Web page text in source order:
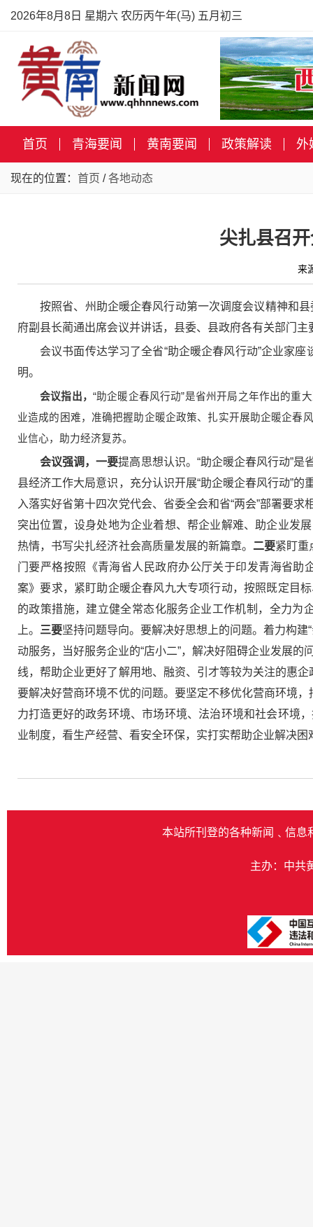
2026年8月8日 星期六 农历丙午年(马) 五月初三
首页 青海要闻 黄南要闻 政策解读 外
现在的位置： 首页 /各地动态
尖扎县召
来
按照省、州助企暖企春风行动第一次调度会议精神和
府副县长蔺通出席会议并讲话，县委、县政府各有关部门
会议书面传达学习了全省“助企暖企春风行动”企业家
明。
会议指出， “助企暖企春风行动”是省州开局之年作出的重
业造成的困难，准确把握助企暖企政策、扎实开展助企暖企春
业信心，助力经济复苏。
会议强调，一要提高思想认识。“助企暖企春风行动”
县经济工作大局意识，充分认识开展“助企暖企春风行动”
入落实好省第十四次党代会、省委全会和省“两会”部署要
突出位置，设身处地为企业着想、帮企业解难、助企业发
热情，书写尖扎经济社会高质量发展的新篇章。 二要紧盯重
门要严格按照《青海省人民政府办公厅关于印发青海省
案》要求，紧盯助企暖企春风九大专项行动，按照既定目
的政策措施，建立健全常态化服务企业工作机制，全力为
上。 三要坚持问题导向。要解决好思想上的问题。着力构建
动服务，当好服务企业的“店小二”，解决好阻碍企业发展的
线，帮助企业更好了解用地、融资、引才等较为关注的惠
要解决好营商环境不优的问题。要坚定不移优化营商环境
力打造更好的政务环境、市场环境、法治环境和社会环境
业制度，看生产经营、看安全环保，实打实帮助企业解决困
本站所刊登的各种新闻﹑信息
主办：中共